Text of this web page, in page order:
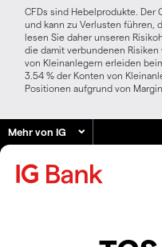
CFDs sind Hebelprodukte. Der
und kann zu Verlusten führen,
lesen Sie daher unseren
die damit verbundenen
von Kleinanlegern erleiden
3.54 % der Konten von
Positionen aufgrund von
Mehr von IG